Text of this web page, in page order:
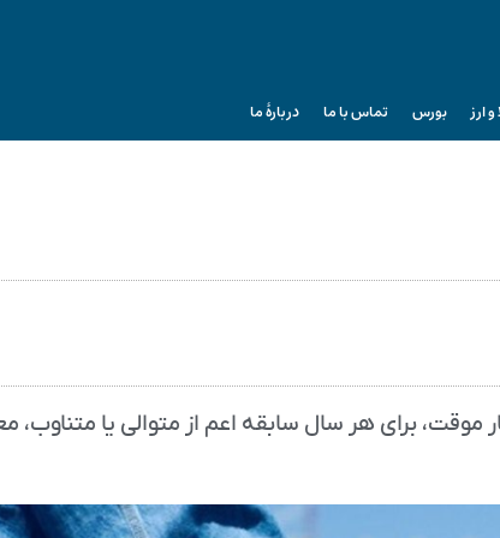
ارز بورس تماس با ما دربارۀ ما
موقت، برای هر سال سابقه اعم از متوالی یا متناوب،